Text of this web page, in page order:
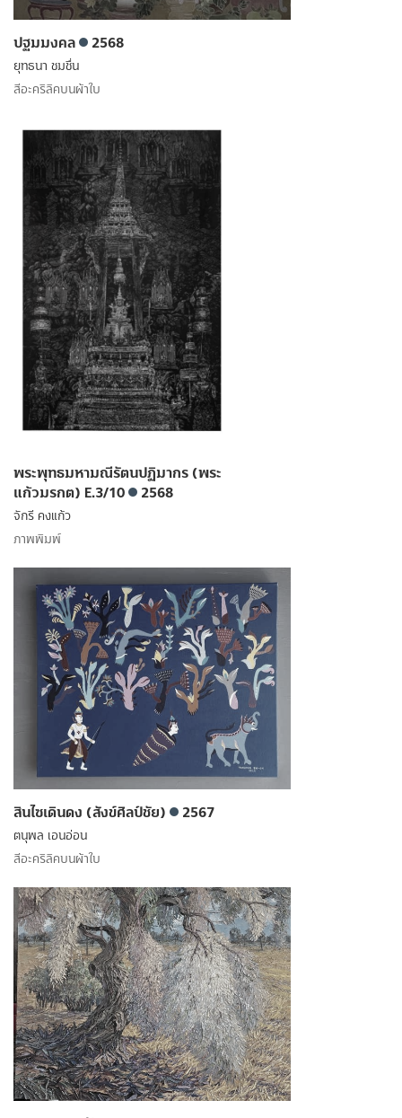
ปฐมมงคล 2568
ยุทธนา ชมชื่น
สีอะคริลิคบนผ้าใบ
พระพุทธมหามณีรัตนปฏิมากร (พระ
แก้วมรกต) E.3/10
2568
จักรี คงแก้ว
ภาพพิมพ์
สินไซเดินดง (สังข์ศิลป์ชัย) 2567
ตนุพล เอนอ่อน
สีอะคริลิคบนผ้าใบ